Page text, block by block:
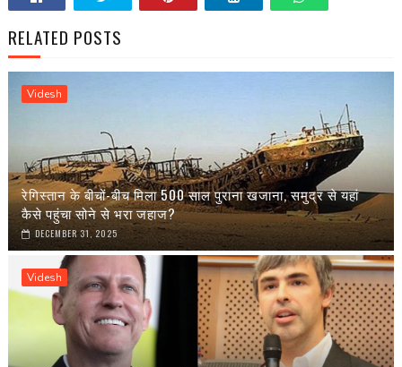
RELATED POSTS
Videsh
रेगिस्तान के बीचों-बीच मिला 500 साल पुराना खजाना, समुद्र से यहां
कैसे पहुंचा सोने से भरा जहाज?
DECEMBER 31, 2025
Videsh